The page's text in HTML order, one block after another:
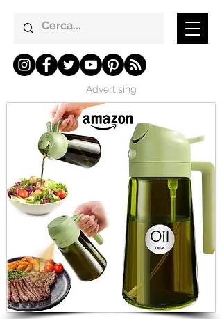
Advertising